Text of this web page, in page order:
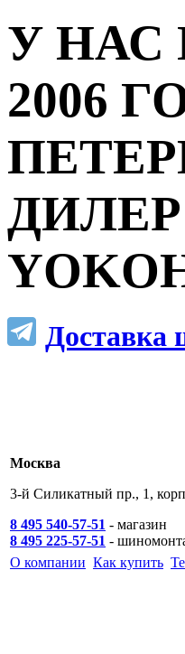
У НАС
2006
ДИЛЕР
Доставка
Москва
3-й Силикатный пр., 1,
8 495 540-57-51 - магазин
8 495 225-57-51 -
О компании Как купить